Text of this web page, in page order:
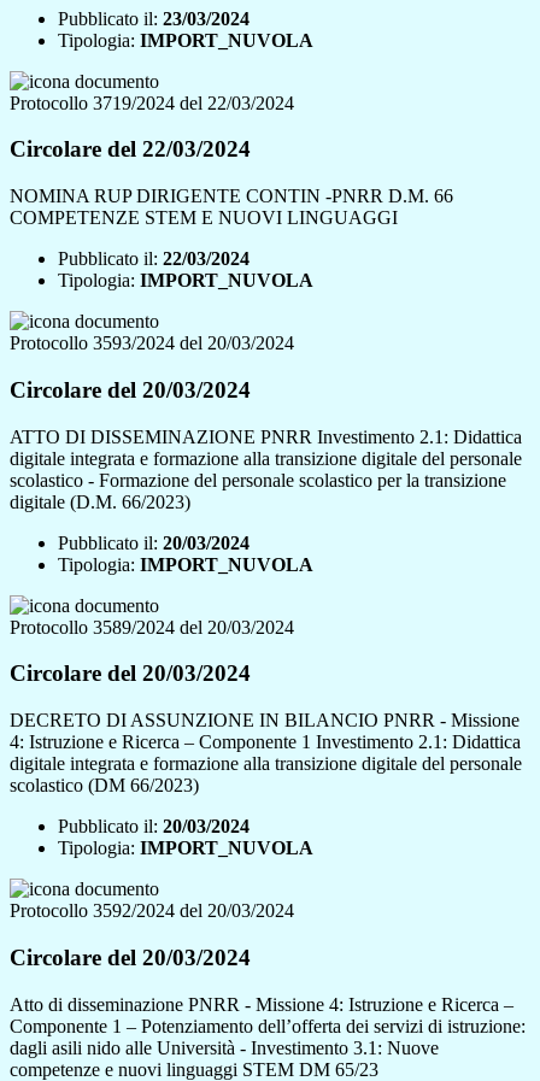
Pubblicato il: 23/03/2024
Tipologia: IMPORT_NUVOLA
Protocollo 3719/2024 del 22/03/2024
Circolare del 22/03/2024
NOMINA RUP DIRIGENTE CONTIN -PNRR D.M. 66
COMPETENZE STEM E NUOVI LINGUAGGI
Pubblicato il: 22/03/2024
Tipologia: IMPORT_NUVOLA
Protocollo 3593/2024 del 20/03/2024
Circolare del 20/03/2024
ATTO DI DISSEMINAZIONE PNRR Investimento 2.1: Didattica
digitale integrata e formazione alla transizione digitale del personale
scolastico - Formazione del personale scolastico per la transizione
digitale (D.M. 66/2023)
Pubblicato il: 20/03/2024
Tipologia: IMPORT_NUVOLA
Protocollo 3589/2024 del 20/03/2024
Circolare del 20/03/2024
DECRETO DI ASSUNZIONE IN BILANCIO PNRR - Missione
4: Istruzione e Ricerca – Componente 1 Investimento 2.1: Didattica
digitale integrata e formazione alla transizione digitale del personale
scolastico (DM 66/2023)
Pubblicato il: 20/03/2024
Tipologia: IMPORT_NUVOLA
Protocollo 3592/2024 del 20/03/2024
Circolare del 20/03/2024
Atto di disseminazione PNRR - Missione 4: Istruzione e Ricerca –
Componente 1 – Potenziamento dell’offerta dei servizi di istruzione:
dagli asili nido alle Università - Investimento 3.1: Nuove
competenze e nuovi linguaggi STEM DM 65/23